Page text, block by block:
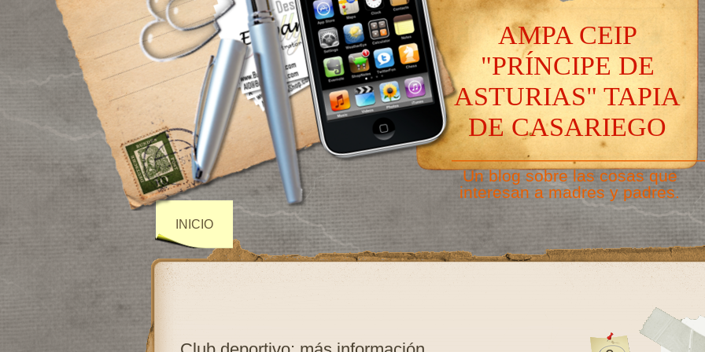
AMPA CEIP
"PRÍNCIPE DE
ASTURIAS" TAPIA
DE CASARIEGO
Un blog sobre las cosas que
interesan a madres y padres.
INICIO